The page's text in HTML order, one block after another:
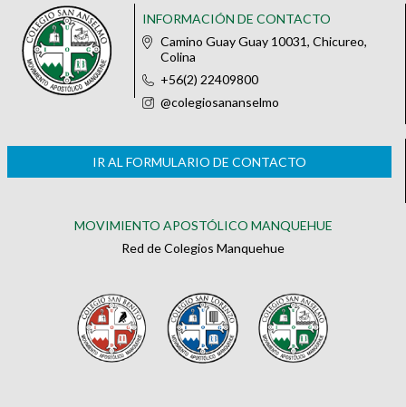
INFORMACIÓN DE CONTACTO
Camino Guay Guay 10031, Chicureo,
Colina
+56(2) 22409800
@colegiosananselmo
IR AL FORMULARIO DE CONTACTO
MOVIMIENTO APOSTÓLICO MANQUEHUE
Red de Colegios Manquehue